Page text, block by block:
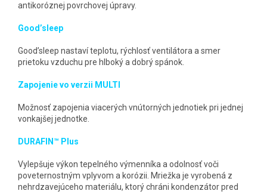
antikoróznej povrchovej úpravy.
Good’sleep
Good’sleep nastaví teplotu, rýchlosť ventilátora a smer
prietoku vzduchu pre hlboký a dobrý spánok.
Zapojenie vo verzii MULTI
Možnosť zapojenia viacerých vnútorných jednotiek pri jednej
vonkajšej jednotke.
DURAFIN™ Plus
Vylepšuje výkon tepelného výmenníka a odolnosť voči
poveternostným vplyvom a korózii. Mriežka je vyrobená z
nehrdzavejúceho materiálu, ktorý chráni kondenzátor pred